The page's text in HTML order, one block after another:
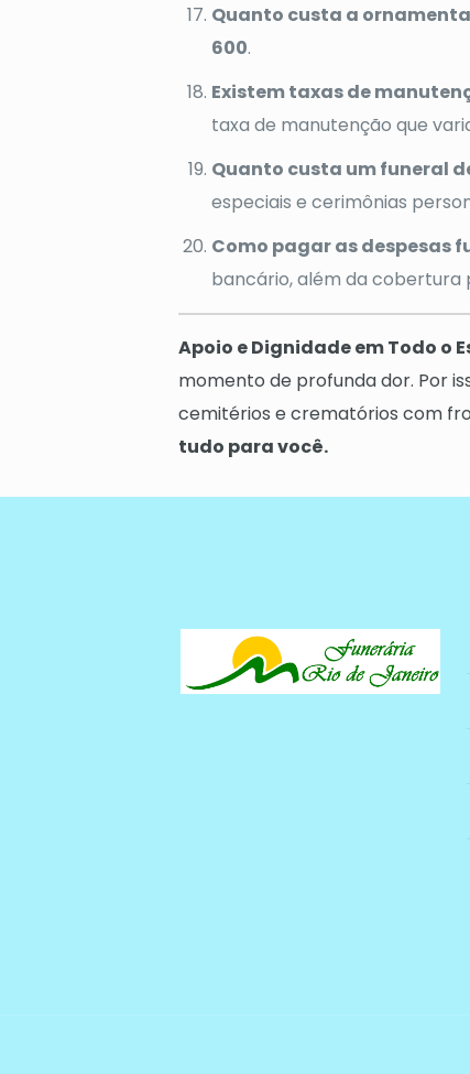
Quanto custa a
600.
Existem taxas de
taxa de manutenção que
Quanto custa um funeral
especiais e cerimônias
Como pagar as despesas
bancário, além da cobertura
Apoio e Dignidade em Todo o
momento de profunda dor. Por
cemitérios e crematórios com
tudo para você.